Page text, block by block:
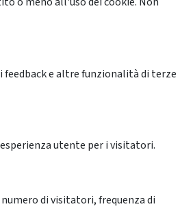
e altre funzionalità di terze
utente per i visitatori.
di visitatori, frequenza di